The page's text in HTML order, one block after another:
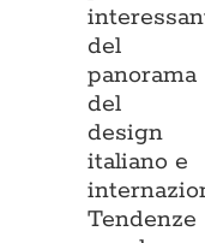
del
panorama
del
design
italiano e
Tendenze